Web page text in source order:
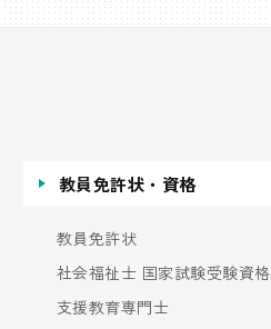
教員免許状・資格
教員免許状
社会福祉士 国家試験受験資格
支援教育専門士